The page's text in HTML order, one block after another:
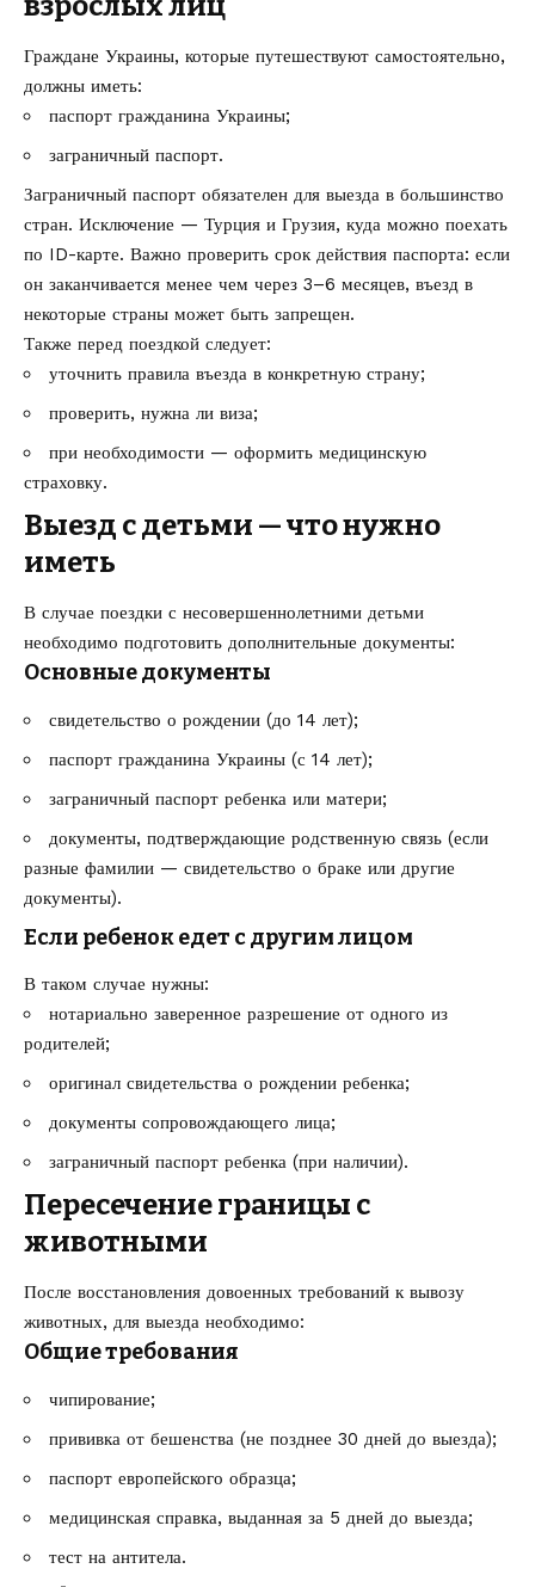
Граждане Украины, которые путешествуют самостоятельно,
должны иметь:
паспорт гражданина Украины;
заграничный паспорт.
Заграничный паспорт обязателен для выезда в большинство
стран. Исключение — Турция и Грузия, куда можно поехать
по ID-карте. Важно проверить срок действия паспорта: если
он заканчивается менее чем через 3–6 месяцев, въезд в
некоторые страны может быть запрещен.
Также перед поездкой следует:
уточнить правила въезда в конкретную страну;
проверить, нужна ли виза;
при необходимости — оформить медицинскую
страховку.
Выезд с детьми — что нужно
иметь
В случае поездки с несовершеннолетними детьми
необходимо подготовить дополнительные документы:
Основные документы
свидетельство о рождении (до 14 лет);
паспорт гражданина Украины (с 14 лет);
заграничный паспорт ребенка или матери;
документы, подтверждающие родственную связь (если
разные фамилии — свидетельство о браке или другие
документы).
Если ребенок едет с другим лицом
В таком случае нужны:
нотариально заверенное разрешение от одного из
родителей;
оригинал свидетельства о рождении ребенка;
документы сопровождающего лица;
заграничный паспорт ребенка (при наличии).
Пересечение границы с
животными
После восстановления довоенных требований к вывозу
животных, для выезда необходимо:
Общие требования
чипирование;
прививка от бешенства (не позднее 30 дней до выезда);
паспорт европейского образца;
медицинская справка, выданная за 5 дней до выезда;
тест на антитела.